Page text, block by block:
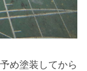
め塗装してから